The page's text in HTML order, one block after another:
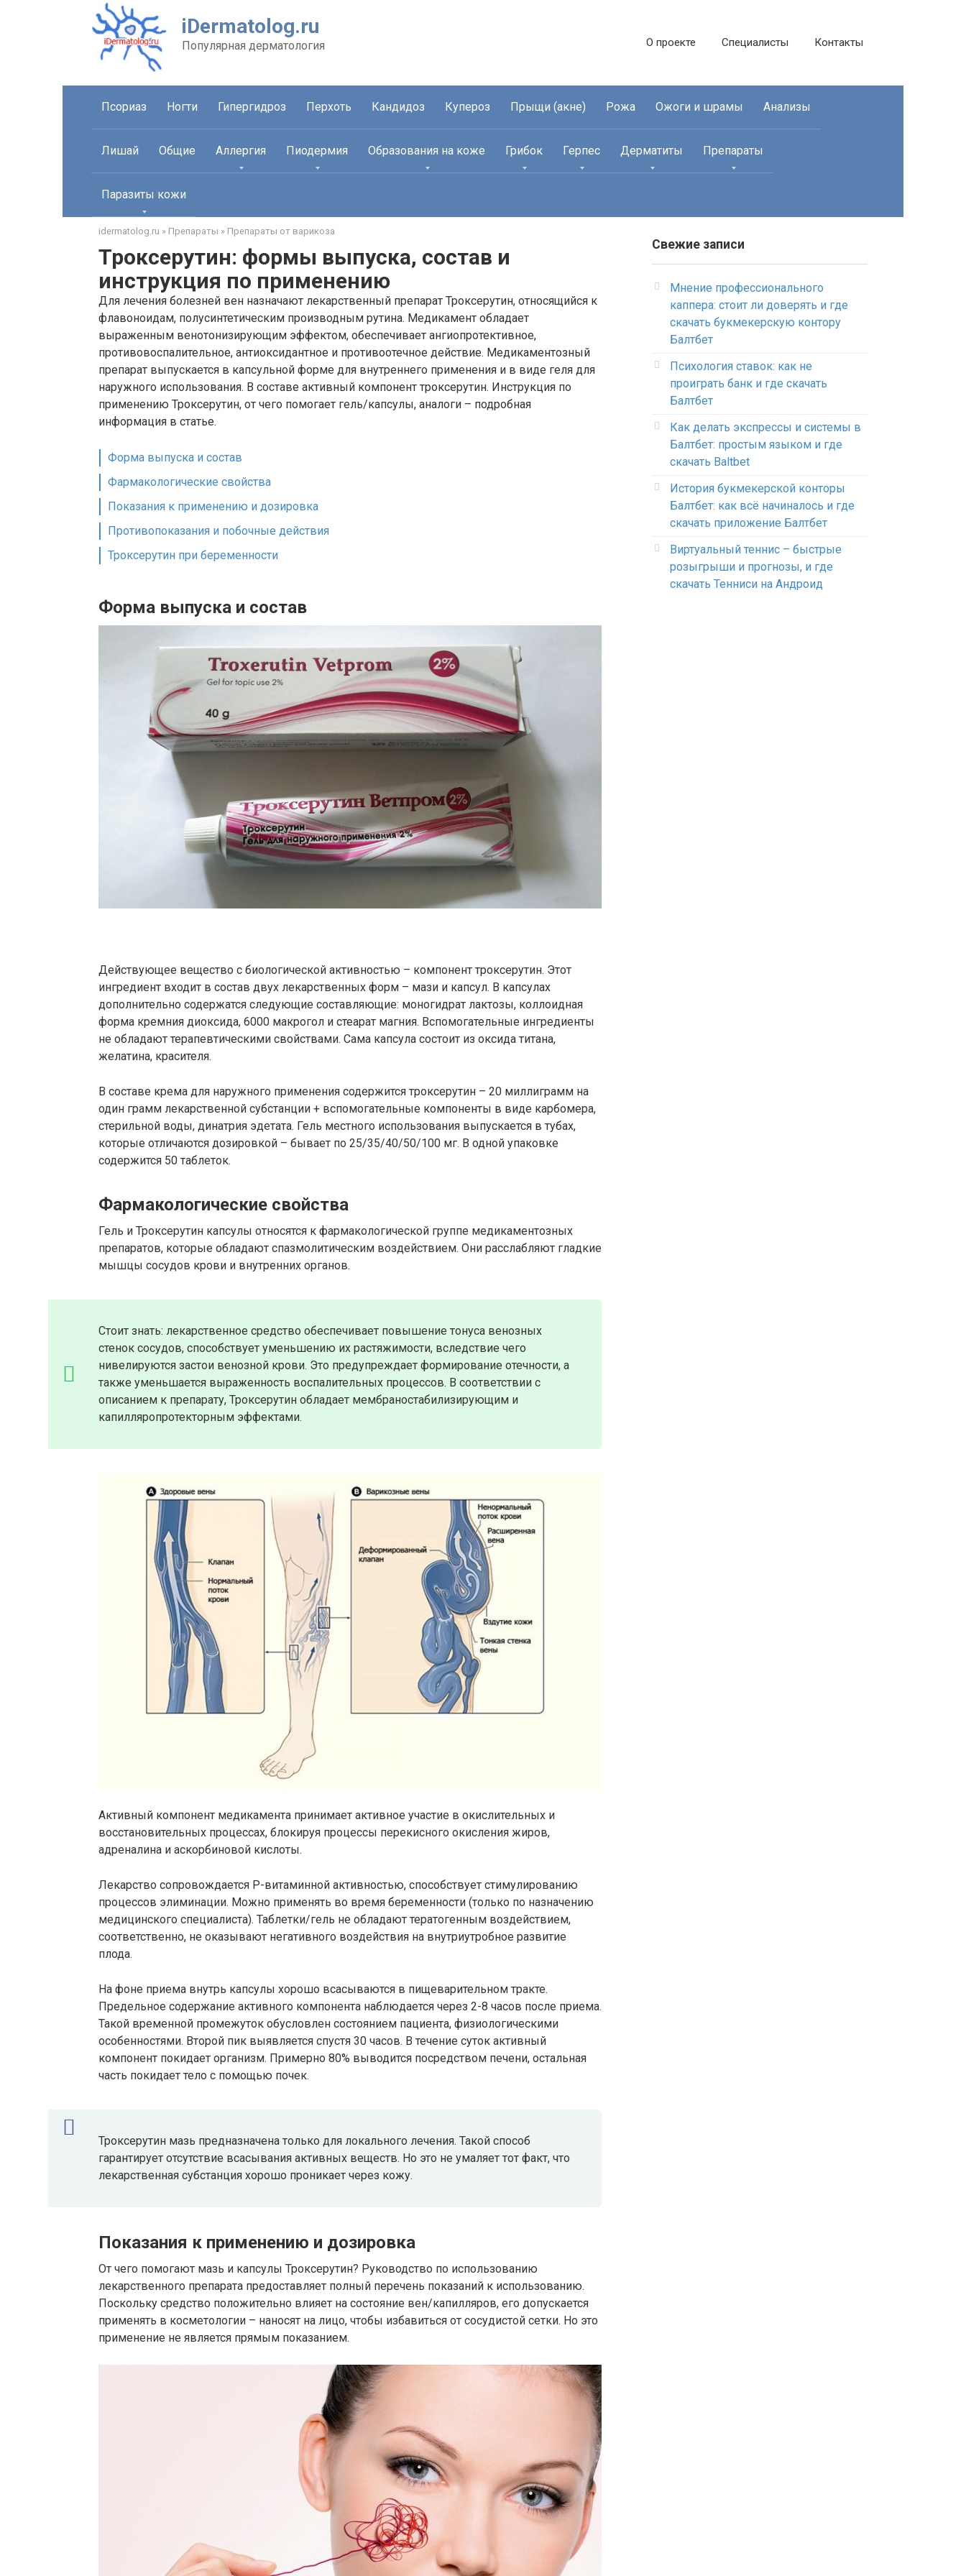
iDermatolog.ru
Популярная дерматология О проекте Специалисты Контакты
Псориаз Ногти Гипергидроз Перхоть Кандидоз Купероз Прыщи (акне) Рожа Ожоги и шрамы Анализы
Лишай Общие Аллергия Пиодермия Образования на коже Грибок Герпес Дерматиты Препараты
Паразиты кожи
idermatolog.ru » Препараты » Препараты от варикоза
Троксерутин: формы выпуска, состав и
инструкция по применению
Для лечения болезней вен назначают лекарственный препарат Троксерутин, относящийся к
флавоноидам, полусинтетическим производным рутина. Медикамент обладает
выраженным венотонизирующим эффектом, обеспечивает ангиопротективное,
противовоспалительное, антиоксидантное и противоотечное действие. Медикаментозный
препарат выпускается в капсульной форме для внутреннего применения и в виде геля для
наружного использования. В составе активный компонент троксерутин. Инструкция по
применению Троксерутин, от чего помогает гель/капсулы, аналоги – подробная
информация в статье.
Форма выпуска и состав
Фармакологические свойства
Показания к применению и дозировка
Противопоказания и побочные действия
Троксерутин при беременности
Форма выпуска и состав
Действующее вещество с биологической активностью – компонент троксерутин. Этот
ингредиент входит в состав двух лекарственных форм – мази и капсул. В капсулах
дополнительно содержатся следующие составляющие: моногидрат лактозы, коллоидная
форма кремния диоксида, 6000 макрогол и стеарат магния. Вспомогательные ингредиенты
не обладают терапевтическими свойствами. Сама капсула состоит из оксида титана,
желатина, красителя.
В составе крема для наружного применения содержится троксерутин – 20 миллиграмм на
один грамм лекарственной субстанции + вспомогательные компоненты в виде карбомера,
стерильной воды, динатрия эдетата. Гель местного использования выпускается в тубах,
которые отличаются дозировкой – бывает по 25/35/40/50/100 мг. В одной упаковке
содержится 50 таблеток.
Фармакологические свойства
Гель и Троксерутин капсулы относятся к фармакологической группе медикаментозных
препаратов, которые обладают спазмолитическим воздействием. Они расслабляют гладкие
мышцы сосудов крови и внутренних органов.
Стоит знать: лекарственное средство обеспечивает повышение тонуса венозных
стенок сосудов, способствует уменьшению их растяжимости, вследствие чего
нивелируются застои венозной крови. Это предупреждает формирование отечности, а
также уменьшается выраженность воспалительных процессов. В соответствии с
описанием к препарату, Троксерутин обладает мембраностабилизирующим и
капилляропротекторным эффектами.
Активный компонент медикамента принимает активное участие в окислительных и
восстановительных процессах, блокируя процессы перекисного окисления жиров,
адреналина и аскорбиновой кислоты.
Лекарство сопровождается Р-витаминной активностью, способствует стимулированию
процессов элиминации. Можно применять во время беременности (только по назначению
медицинского специалиста). Таблетки/гель не обладают тератогенным воздействием,
соответственно, не оказывают негативного воздействия на внутриутробное развитие
плода.
На фоне приема внутрь капсулы хорошо всасываются в пищеварительном тракте.
Предельное содержание активного компонента наблюдается через 2-8 часов после приема.
Такой временной промежуток обусловлен состоянием пациента, физиологическими
особенностями. Второй пик выявляется спустя 30 часов. В течение суток активный
компонент покидает организм. Примерно 80% выводится посредством печени, остальная
часть покидает тело с помощью почек.
Троксерутин мазь предназначена только для локального лечения. Такой способ
гарантирует отсутствие всасывания активных веществ. Но это не умаляет тот факт, что
лекарственная субстанция хорошо проникает через кожу.
Показания к применению и дозировка
От чего помогают мазь и капсулы Троксерутин? Руководство по использованию
лекарственного препарата предоставляет полный перечень показаний к использованию.
Поскольку средство положительно влияет на состояние вен/капилляров, его допускается
применять в косметологии – наносят на лицо, чтобы избавиться от сосудистой сетки. Но это
применение не является прямым показанием.
Свежие записи
Мнение профессионального
каппера: стоит ли доверять и где
скачать букмекерскую контору
Балтбет
Психология ставок: как не
проиграть банк и где скачать
Балтбет
Как делать экспрессы и системы в
Балтбет: простым языком и где
скачать Baltbet
История букмекерской конторы
Балтбет: как всё начиналось и где
скачать приложение Балтбет
Виртуальный теннис – быстрые
розыгрыши и прогнозы, и где
скачать Тенниси на Андроид